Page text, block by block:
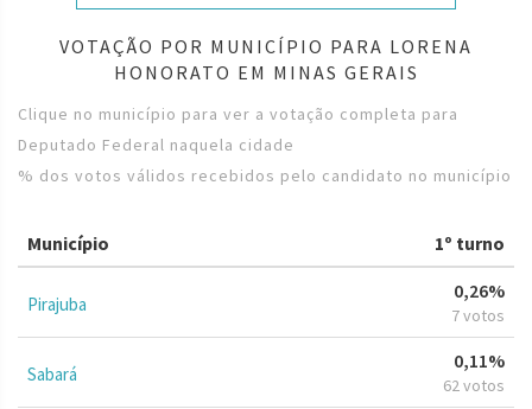
VOTAÇÃO POR MUNICÍPIO PARA LORENA
HONORATO EM MINAS GERAIS
Clique no município para ver a votação completa para
Deputado Federal naquela cidade
% dos votos válidos recebidos pelo candidato no município
Município 1º turno
Pirajuba
0,26%
7 votos
Sabará
0,11%
62 votos